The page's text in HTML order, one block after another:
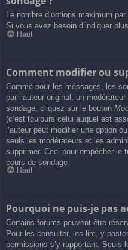
Le nombre d’options maximum
Si vous avez besoin d’indiquer
Haut
Comment modifier ou
Comme pour les messages, les
par l’auteur original, un
sondage, cliquez sur le bouton
(c’est toujours celui auquel est
l’auteur peut modifier une option
seuls les modérateurs et les
supprimer. Ceci pour empêcher le
cours de sondage.
Haut
Pourquoi ne puis-je pas
Certains forums peuvent être
Pour les consulter, les lire, y
permissions s’y rapportant. Seuls